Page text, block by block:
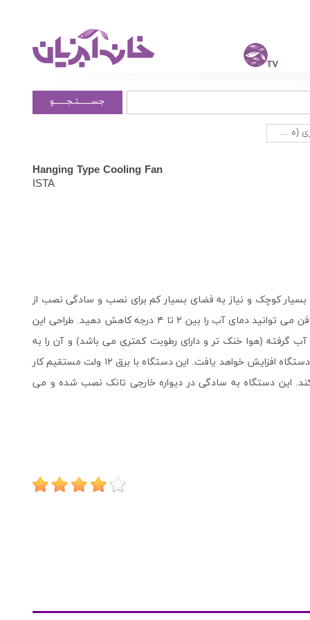
جســــــتـجــــــو
(ه ...
Hanging Type Cooling Fan
ISTA
بسیار کوچک و نیاز به فضای بسیار کم برای نصب و سادگی نصب از
مزیت های خاص این فن خنک کننده می باشد. به کمک این فن می توانید دمای آب را بین ۲ تا ۴ درجه کاهش دهید. طراحی این
گرفته (هوا خنک تر و دارای رطوبت کمتری می باشد) و آن را به
سمت سطح آب به جریان در می آورد به همین دلیل بازدهی دستگاه افزایش خواهد یافت. این دستگاه با برق ۱۲ ولت مستقیم کار
این دستگاه به سادگی در دیواره خارجی تانک نصب شده و می